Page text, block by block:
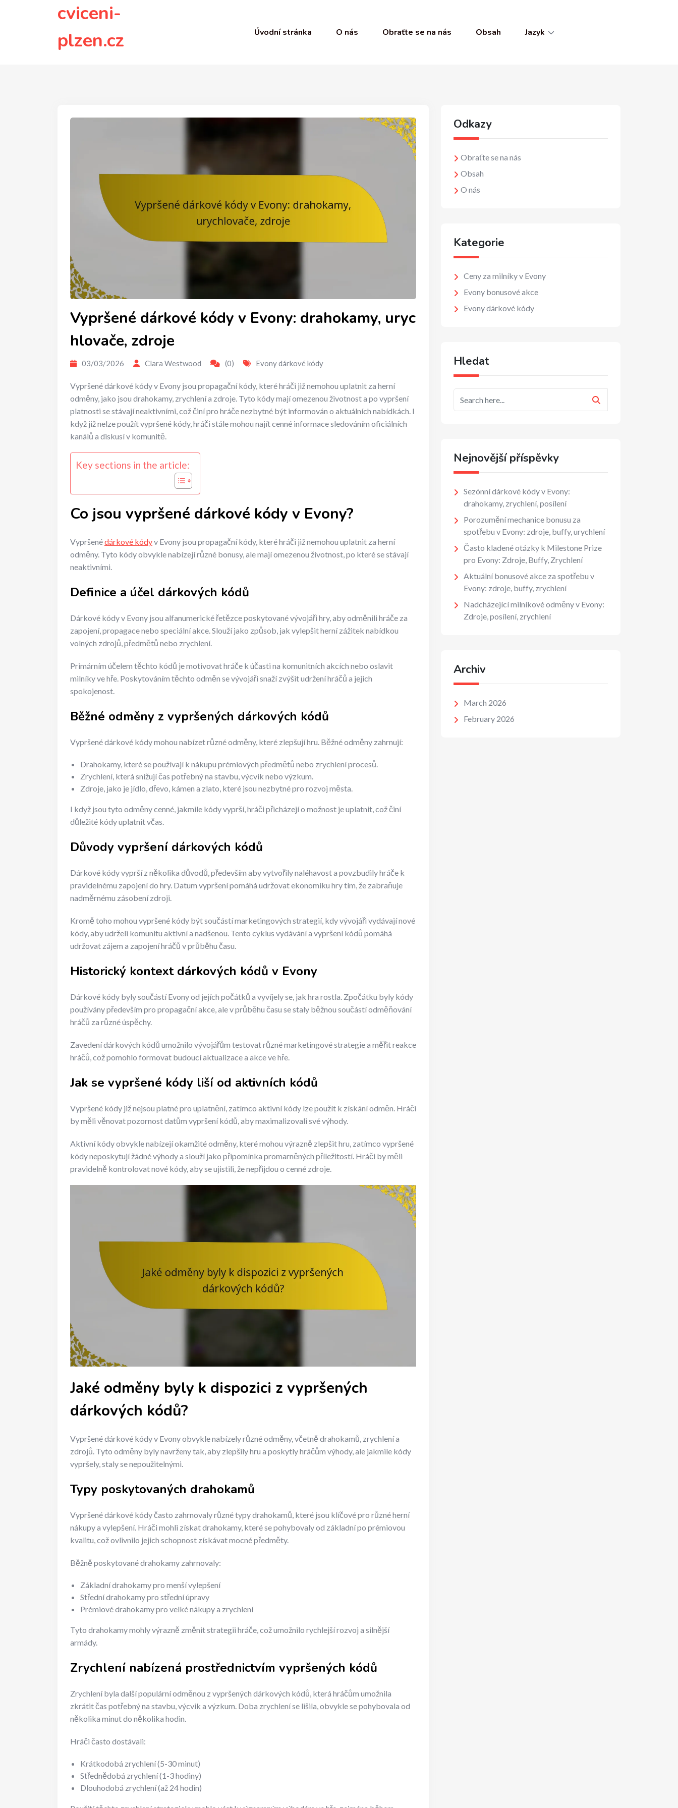
cviceni-
plzen.cz
Úvodní stránka O nás Obraťte se na nás Obsah Jazyk
Vypršené dárkové kódy v Evony: drahokamy, uryc
hlovače, zdroje
03/03/2026 Clara Westwood (0) Evony dárkové kódy
Vypršené dárkové kódy v Evony jsou propagační kódy, které hráči již nemohou uplatnit za herní
odměny, jako jsou drahokamy, zrychlení a zdroje. Tyto kódy mají omezenou životnost a po vypršení
platnosti se stávají neaktivními, což činí pro hráče nezbytné být informován o aktuálních nabídkách. I
když již nelze použít vypršené kódy, hráči stále mohou najít cenné informace sledováním oficiálních
kanálů a diskusí v komunitě.
Key sections in the article:
Co jsou vypršené dárkové kódy v Evony?
Vypršenédárkové kódyv Evony jsou propagační kódy, které hráči již nemohou uplatnit za herní
odměny. Tyto kódy obvykle nabízejí různé bonusy, ale mají omezenou životnost, po které se stávají
neaktivními.
Definice a účel dárkových kódů
Dárkové kódy v Evony jsou alfanumerické řetězce poskytované vývojáři hry, aby odměnili hráče za
zapojení, propagace nebo speciální akce. Slouží jako způsob, jak vylepšit herní zážitek nabídkou
volných zdrojů, předmětů nebo zrychlení.
Primárním účelem těchto kódů je motivovat hráče k účasti na komunitních akcích nebo oslavit
milníky ve hře. Poskytováním těchto odměn se vývojáři snaží zvýšit udržení hráčů a jejich
spokojenost.
Běžné odměny z vypršených dárkových kódů
Vypršené dárkové kódy mohou nabízet různé odměny, které zlepšují hru. Běžné odměny zahrnují:
Drahokamy, které se používají k nákupu prémiových předmětů nebo zrychlení procesů.
Zrychlení, která snižují čas potřebný na stavbu, výcvik nebo výzkum.
Zdroje, jako je jídlo, dřevo, kámen a zlato, které jsou nezbytné pro rozvoj města.
I když jsou tyto odměny cenné, jakmile kódy vyprší, hráči přicházejí o možnost je uplatnit, což činí
důležité kódy uplatnit včas.
Důvody vypršení dárkových kódů
Dárkové kódy vyprší z několika důvodů, především aby vytvořily naléhavost a povzbudily hráče k
pravidelnému zapojení do hry. Datum vypršení pomáhá udržovat ekonomiku hry tím, že zabraňuje
nadměrnému zásobení zdroji.
Kromě toho mohou vypršené kódy být součástí marketingových strategií, kdy vývojáři vydávají nové
kódy, aby udrželi komunitu aktivní a nadšenou. Tento cyklus vydávání a vypršení kódů pomáhá
udržovat zájem a zapojení hráčů v průběhu času.
Historický kontext dárkových kódů v Evony
Dárkové kódy byly součástí Evony od jejích počátků a vyvíjely se, jak hra rostla. Zpočátku byly kódy
používány především pro propagační akce, ale v průběhu času se staly běžnou součástí odměňování
hráčů za různé úspěchy.
Zavedení dárkových kódů umožnilo vývojářům testovat různé marketingové strategie a měřit reakce
hráčů, což pomohlo formovat budoucí aktualizace a akce ve hře.
Jak se vypršené kódy liší od aktivních kódů
Vypršené kódy již nejsou platné pro uplatnění, zatímco aktivní kódy lze použít k získání odměn. Hráči
by měli věnovat pozornost datům vypršení kódů, aby maximalizovali své výhody.
Aktivní kódy obvykle nabízejí okamžité odměny, které mohou výrazně zlepšit hru, zatímco vypršené
kódy neposkytují žádné výhody a slouží jako připomínka promarněných příležitostí. Hráči by měli
pravidelně kontrolovat nové kódy, aby se ujistili, že nepřijdou o cenné zdroje.
Jaké odměny byly k dispozici z vypršených
dárkových kódů?
Vypršené dárkové kódy v Evony obvykle nabízely různé odměny, včetně drahokamů, zrychlení a
zdrojů. Tyto odměny byly navrženy tak, aby zlepšily hru a poskytly hráčům výhody, ale jakmile kódy
vypršely, staly se nepoužitelnými.
Typy poskytovaných drahokamů
Vypršené dárkové kódy často zahrnovaly různé typy drahokamů, které jsou klíčové pro různé herní
nákupy a vylepšení. Hráči mohli získat drahokamy, které se pohybovaly od základní po prémiovou
kvalitu, což ovlivnilo jejich schopnost získávat mocné předměty.
Běžně poskytované drahokamy zahrnovaly:
Základní drahokamy pro menší vylepšení
Střední drahokamy pro střední úpravy
Prémiové drahokamy pro velké nákupy a zrychlení
Tyto drahokamy mohly výrazně změnit strategii hráče, což umožnilo rychlejší rozvoj a silnější
armády.
Zrychlení nabízená prostřednictvím vypršených kódů
Zrychlení byla další populární odměnou z vypršených dárkových kódů, která hráčům umožnila
zkrátit čas potřebný na stavbu, výcvik a výzkum. Doba zrychlení se lišila, obvykle se pohybovala od
několika minut do několika hodin.
Hráči často dostávali:
Krátkodobá zrychlení (5-30 minut)
Střednědobá zrychlení (1-3 hodiny)
Dlouhodobá zrychlení (až 24 hodin)
Odkazy
Obraťte se na nás
Obsah
O nás
Kategorie
Ceny za milníky v Evony
Evony bonusové akce
Evony dárkové kódy
Hledat
Nejnovější příspěvky
Sezónní dárkové kódy v Evony:
drahokamy, zrychlení, posílení
Porozumění mechanice bonusu za
spotřebu v Evony: zdroje, buffy, urychlení
Často kladené otázky k Milestone Prize
pro Evony: Zdroje, Buffy, Zrychlení
Aktuální bonusové akce za spotřebu v
Evony: zdroje, buffy, zrychlení
Nadcházející milníkové odměny v Evony:
Zdroje, posílení, zrychlení
Archiv
March 2026
February 2026